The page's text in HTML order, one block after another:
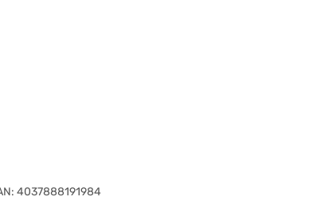
4037888191984